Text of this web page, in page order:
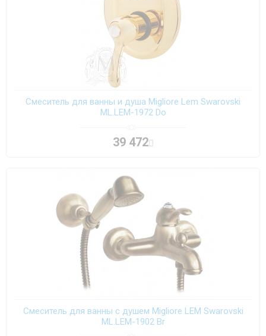
Смеситель для ванны и душа Migliore Lem Swarovski
ML.LEM-1972 Do
39 472
Смеситель для ванны с душем Migliore LEM Swarovski
ML.LEM-1902 Br